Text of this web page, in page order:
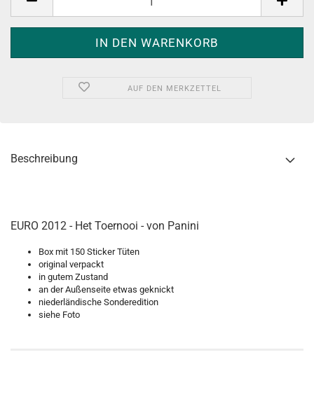
AUF DEN MERKZETTEL
Beschreibung
EURO 2012 - Het Toernooi - von Panini
Box mit 150 Sticker Tüten
original verpackt
in gutem Zustand
an der Außenseite etwas geknickt
niederländische Sonderedition
siehe Foto